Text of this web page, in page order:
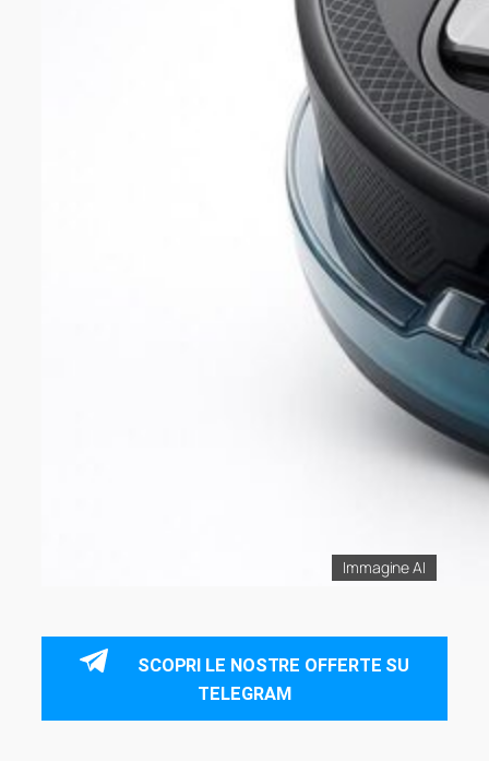
Immagine AI
SCOPRI LE NOSTRE OFFERTE SU
TELEGRAM